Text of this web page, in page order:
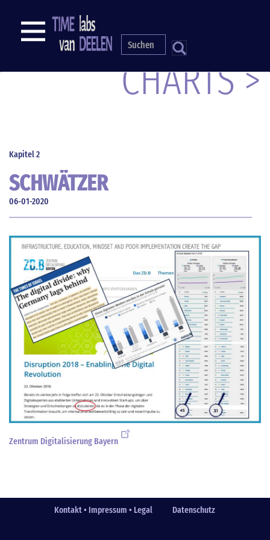
S
NAVIGATION
CHARTS >
Kapitel 2
SCHWÄTZER
06-01-2020
Zentrum Digitalisierung Bayern
Fußzeile
Kontakt • Impressum • Legal Datenschutz